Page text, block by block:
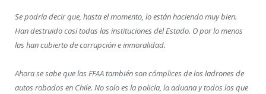
Se podría decir que, hasta el momento, lo están haciendo muy bien.
Han destruido casi todas las instituciones del Estado. O por lo menos
las han cubierto de corrupción e inmoralidad.
Ahora se sabe que las FFAA también son cómplices de los ladrones de
autos robados en Chile. No solo es la policía, la aduana y todos los que